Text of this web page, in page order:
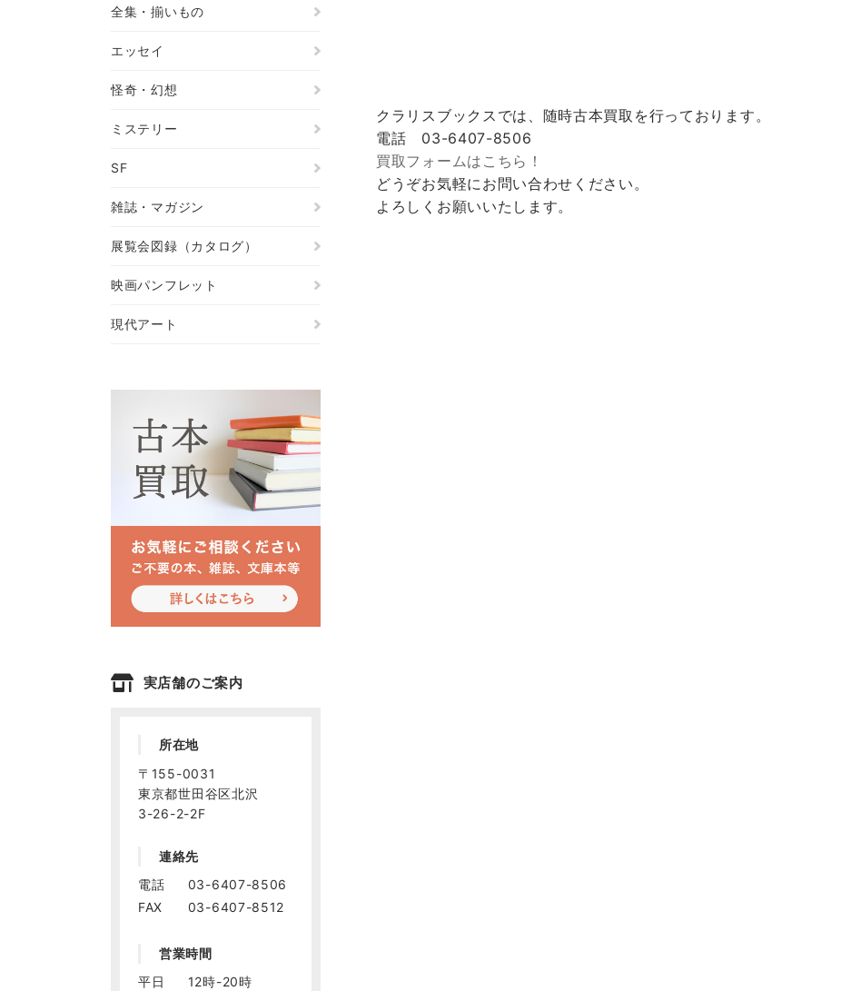
クラリスブックスでは、随時古本買取を行っております。
電話 03-6407-8506
買取フォームはこちら！
どうぞお気軽にお問い合わせください。
よろしくお願いいたします。
全集・揃いもの
エッセイ
怪奇・幻想
ミステリー
SF
雑誌・マガジン
展覧会図録（カタログ）
映画パンフレット
現代アート
実店舗のご案内
所在地
〒155-0031
東京都世田谷区北沢
3-26-2-2F
連絡先
電話
03-6407-8506
FAX
03-6407-8512
営業時間
平日
12時-20時